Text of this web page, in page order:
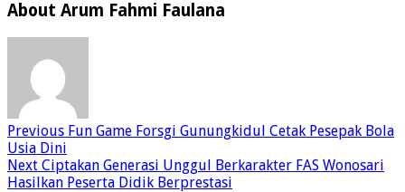
About Arum Fahmi Faulana
Previous Fun Game Forsgi Gunungkidul Cetak Pesepak Bola
Usia Dini
Next Ciptakan Generasi Unggul Berkarakter FAS Wonosari
Hasilkan Peserta Didik Berprestasi